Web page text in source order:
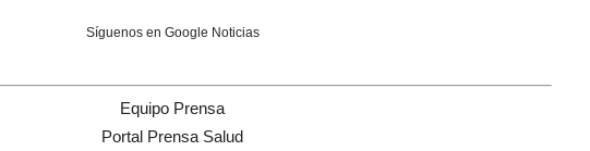
Síguenos en Google Noticias
Equipo Prensa
Portal Prensa Salud